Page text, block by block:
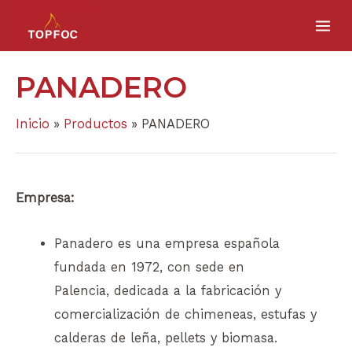
PANADERO
Inicio Productos PANADERO
Empresa:
Panadero es una empresa española
fundada en 1972, con sede en
Palencia, dedicada a la fabricación y
comercialización de chimeneas, estufas y
calderas de leña, pellets y biomasa.
a